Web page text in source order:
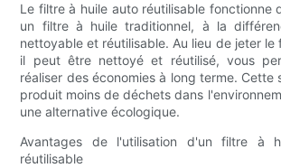
Le filtre à huile auto réutilisable fonctionne
un filtre à huile traditionnel, à la
nettoyable et réutilisable. Au lieu de jeter le
il peut être nettoyé et réutilisé, vous
réaliser des économies à long terme. Cette
produit moins de déchets dans
une alternative écologique.
Avantages de l'utilisation d'un filtre à
réutilisable